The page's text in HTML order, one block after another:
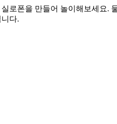
로폰을 만들어 놀이해보세요.
다.